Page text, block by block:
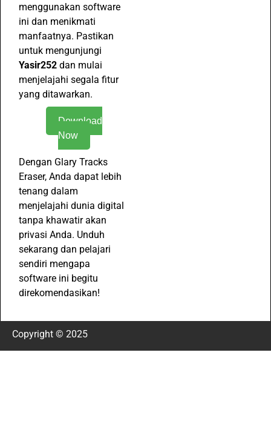
menggunakan software
ini dan menikmati
manfaatnya. Pastikan
untuk mengunjungi
Yasir252 dan mulai
menjelajahi segala fitur
yang ditawarkan.
Download
Now
Dengan Glary Tracks
Eraser, Anda dapat lebih
tenang dalam
menjelajahi dunia digital
tanpa khawatir akan
privasi Anda. Unduh
sekarang dan pelajari
sendiri mengapa
software ini begitu
direkomendasikan!
Copyright © 2025